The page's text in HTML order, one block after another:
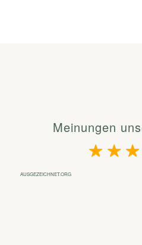
Meinungen
AUSGEZEICHNET.ORG